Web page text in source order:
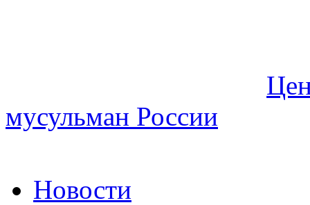
мусульман России
Новости